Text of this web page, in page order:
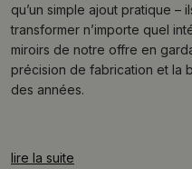
qu’un simple ajout pratique –
transformer n’importe quel
miroirs de notre offre en
précision de fabrication et la
des années.
lire la suite